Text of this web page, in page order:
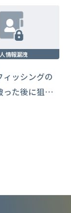
情報漏洩
ィッシングの
った後に狙わ